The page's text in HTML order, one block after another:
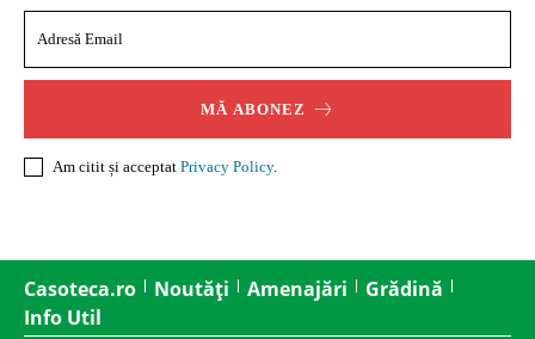
MĂ ABONEZ
Am citit și acceptat Privacy Policy.
Casoteca.ro Noutăți Amenajări
Grădină
Info Util